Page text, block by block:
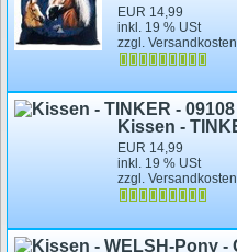
EUR 14,99
inkl. 19 % USt
zzgl. Versandkosten
EUR 14,99
inkl. 19 % USt
zzgl. Versandkosten